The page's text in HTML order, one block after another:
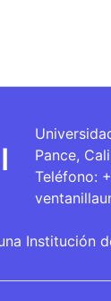
Pance,
Teléfono:
Institución